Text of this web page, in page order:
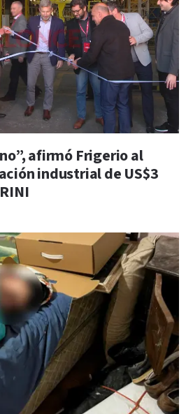
afirmó Frigerio al
industrial de US$3